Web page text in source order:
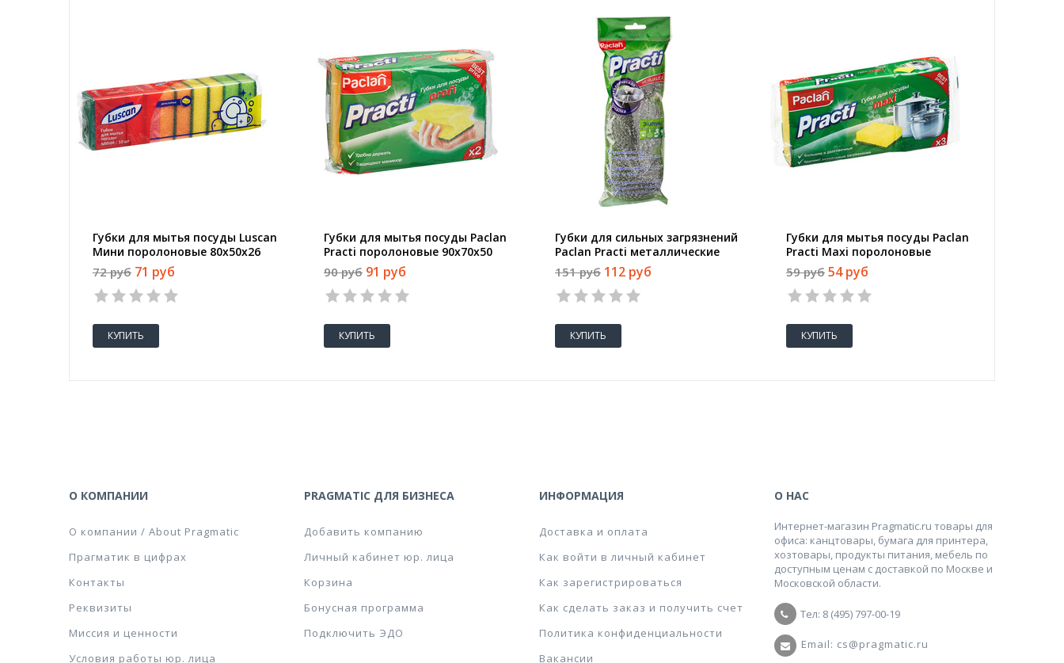
Губки для мытья посуды Luscan
Мини поролоновые 80x50x26
мм 10 штук в упаковке
72 руб 71 руб
КУПИТЬ
Губки для мытья посуды Paclan
Practi поролоновые 90x70x50
мм 2 штуки в упаковке
90 руб 91 руб
КУПИТЬ
Губки для сильных загрязнений
Paclan Practi металлические
75х75 мм 3 штуки в упаковке
151 руб 112 руб
КУПИТЬ
Губки для мытья посуды Paclan
Practi Maxi поролоновые
95x65x35 мм 3 штуки в
упаковке
59 руб 54 руб
КУПИТЬ
О КОМПАНИИ
О компании / About Pragmatic
Прагматик в цифрах
Контакты
Реквизиты
Миссия и ценности
Условия работы юр. лица
PRAGMATIC ДЛЯ БИЗНЕСА
Добавить компанию
Личный кабинет юр. лица
Корзина
Бонусная программа
Подключить ЭДО
ИНФОРМАЦИЯ
Доставка и оплата
Как войти в личный кабинет
Как зарегистрироваться
Как сделать заказ и получить счет
Политика конфиденциальности
Вакансии
О НАС
Интернет-магазин Pragmatic.ru товары для
офиса: канцтовары, бумага для принтера,
хозтовары, продукты питания, мебель по
доступным ценам с доставкой по Москве и
Московской области.
Тел: 8 (495) 797-00-19
Email: cs@pragmatic.ru